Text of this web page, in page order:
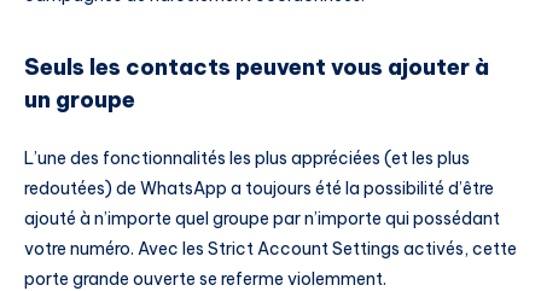
Seuls les contacts peuvent vous ajouter à
un groupe
L’une des fonctionnalités les plus appréciées (et les plus
redoutées) de WhatsApp a toujours été la possibilité d’être
ajouté à n’importe quel groupe par n’importe qui possédant
votre numéro. Avec les Strict Account Settings activés, cette
porte grande ouverte se referme violemment.